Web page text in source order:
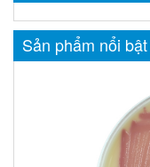
Sản phẩm nổi bật